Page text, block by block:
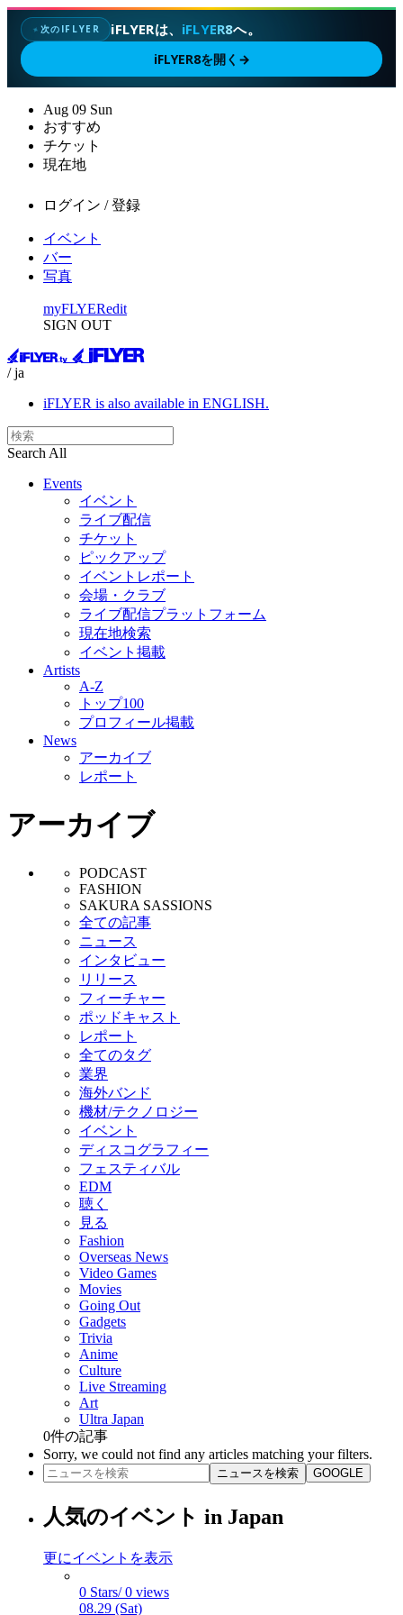
✦次のIFLYER iFLYERは、 iFLYER8へ。
iFLYER8を開く →
Aug 09 Sun
おすすめ
チケット
現在地
ログイン / 登録
イベント
バー
写真
myFLYERedit
SIGN OUT
/ ja
iFLYER is also available in ENGLISH.
Search All
Events
イベント
ライブ配信
チケット
ピックアップ
イベントレポート
会場・クラブ
ライブ配信プラットフォーム
現在地検索
イベント掲載
Artists
A-Z
トップ100
プロフィール掲載
News
アーカイブ
レポート
アーカイブ
PODCAST
FASHION
SAKURA SASSIONS
全ての記事
ニュース
インタビュー
リリース
フィーチャー
ポッドキャスト
レポート
全てのタグ
業界
海外バンド
機材/テクノロジー
イベント
ディスコグラフィー
フェスティバル
EDM
聴く
見る
Fashion
Overseas News
Video Games
Movies
Going Out
Gadgets
Trivia
Anime
Culture
Live Streaming
Art
Ultra Japan
0件の記事
Sorry, we could not find any articles matching your filters.
ニュースを検索 GOOGLE
人気のイベント in Japan
更にイベントを表示
0 Stars/ 0 views
08.29 (Sat)